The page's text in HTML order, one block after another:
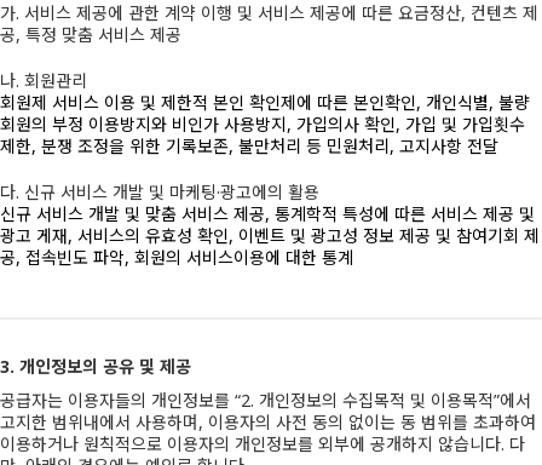
가. 서비스 제공에 관한 계약 이행 및 서비스 제공에 따른 요금정산, 컨텐츠 제
공, 특정 맞춤 서비스 제공
나. 회원관리
회원제 서비스 이용 및 제한적 본인 확인제에 따른 본인확인, 개인식별, 불량
회원의 부정 이용방지와 비인가 사용방지, 가입의사 확인, 가입 및 가입횟수
제한, 분쟁 조정을 위한 기록보존, 불만처리 등 민원처리, 고지사항 전달
다. 신규 서비스 개발 및 마케팅·광고에의 활용
신규 서비스 개발 및 맞춤 서비스 제공, 통계학적 특성에 따른 서비스 제공 및
광고 게재, 서비스의 유효성 확인, 이벤트 및 광고성 정보 제공 및 참여기회 제
공, 접속빈도 파악, 회원의 서비스이용에 대한 통계
3. 개인정보의 공유 및 제공
공급자는 이용자들의 개인정보를 “2. 개인정보의 수집목적 및 이용목적”에서
고지한 범위내에서 사용하며, 이용자의 사전 동의 없이는 동 범위를 초과하여
이용하거나 원칙적으로 이용자의 개인정보를 외부에 공개하지 않습니다. 다